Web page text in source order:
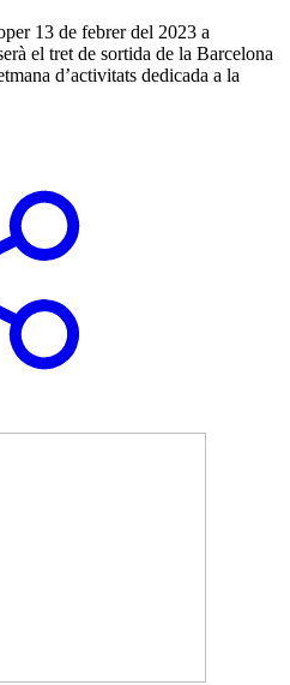
13 de febrer del 2023 a
el tret de sortida de la Barcelona
d’activitats dedicada a la